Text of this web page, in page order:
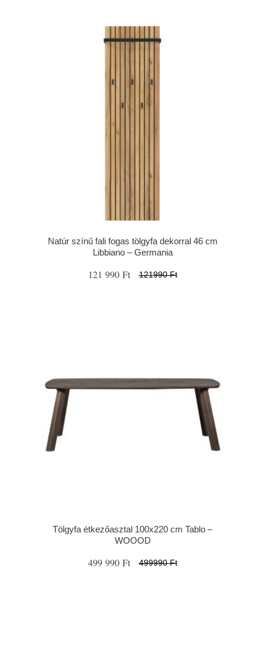
Natúr színű fali fogas tölgyfa dekorral 46 cm
Libbiano – Germania
121 990 Ft 121990 Ft
Tölgyfa étkezőasztal 100x220 cm Tablo –
WOOOD
499 990 Ft 499990 Ft